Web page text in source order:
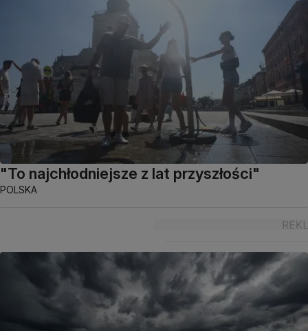
"To najchłodniejsze z lat przyszłości"
POLSKA